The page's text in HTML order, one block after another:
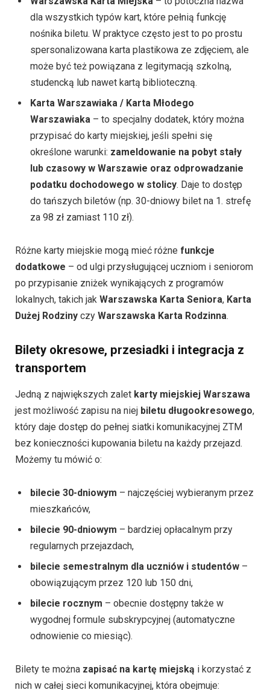
dla wszystkich typów kart, które pełnią funkcję
nośnika biletu. W praktyce często jest to po prostu
spersonalizowana karta plastikowa ze zdjęciem, ale
może być też powiązana z legitymacją szkolną,
studencką lub nawet kartą biblioteczną.
Karta Warszawiaka / Karta Młodego
Warszawiaka – to specjalny dodatek, który można
przypisać do karty miejskiej, jeśli spełni się
określone warunki: zameldowanie na pobyt stały
lub czasowy w Warszawie oraz odprowadzanie
podatku dochodowego w stolicy. Daje to dostęp
do tańszych biletów (np. 30-dniowy bilet na 1. strefę
za 98 zł zamiast 110 zł).
Różne karty miejskie mogą mieć różne funkcje
dodatkowe – od ulgi przysługującej uczniom i seniorom
po przypisanie zniżek wynikających z programów
lokalnych, takich jak Warszawska Karta Seniora, Karta
Dużej Rodziny czy Warszawska Karta Rodzinna.
Bilety okresowe, przesiadki i integracja z
transportem
Jedną z największych zalet karty miejskiej Warszawa
jest możliwość zapisu na niej biletu długookresowego,
który daje dostęp do pełnej siatki komunikacyjnej ZTM
bez konieczności kupowania biletu na każdy przejazd.
Możemy tu mówić o:
bilecie 30-dniowym – najczęściej wybieranym przez
mieszkańców,
bilecie 90-dniowym – bardziej opłacalnym przy
regularnych przejazdach,
bilecie semestralnym dla uczniów i studentów –
obowiązującym przez 120 lub 150 dni,
bilecie rocznym – obecnie dostępny także w
wygodnej formule subskrypcyjnej (automatyczne
odnowienie co miesiąc).
Bilety te można zapisać na kartę miejską i korzystać z
nich w całej sieci komunikacyjnej, która obejmuje: